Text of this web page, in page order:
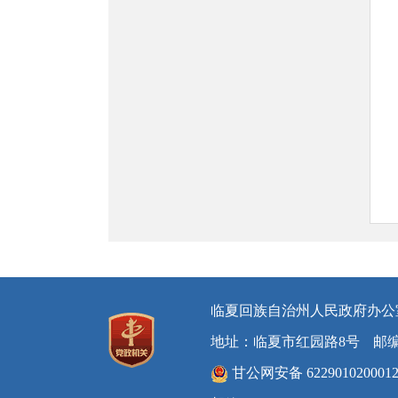
临夏回族自治州人民政府办
地址：临夏市红园路8号 邮
甘公网安备